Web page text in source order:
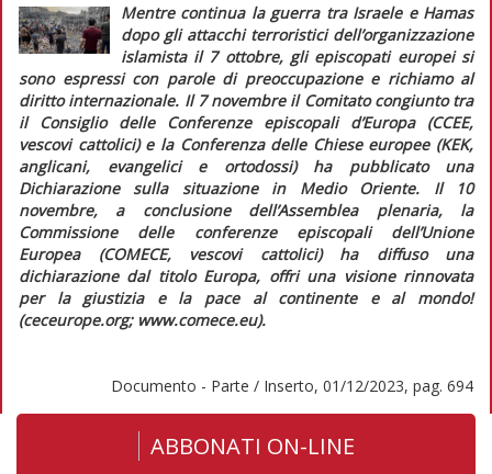
Mentre continua la guerra tra Israele e Hamas
dopo gli attacchi terroristici dell’organizzazione
islamista il 7 ottobre, gli episcopati europei si
sono espressi con parole di preoccupazione e richiamo al
diritto internazionale. Il 7 novembre il Comitato congiunto tra
il Consiglio delle Conferenze episcopali d’Europa (CCEE,
vescovi cattolici) e la Conferenza delle Chiese europee (KEK,
anglicani, evangelici e ortodossi) ha pubblicato una
Dichiarazione sulla situazione in Medio Oriente. Il 10
novembre, a conclusione dell’Assemblea plenaria, la
Commissione delle conferenze episcopali dell’Unione
Europea (COMECE, vescovi cattolici) ha diffuso una
dichiarazione dal titolo Europa, offri una visione rinnovata
per la giustizia e la pace al continente e al mondo!
(ceceurope.org; www.comece.eu).
Documento - Parte / Inserto, 01/12/2023, pag. 694
ABBONATI ON-LINE